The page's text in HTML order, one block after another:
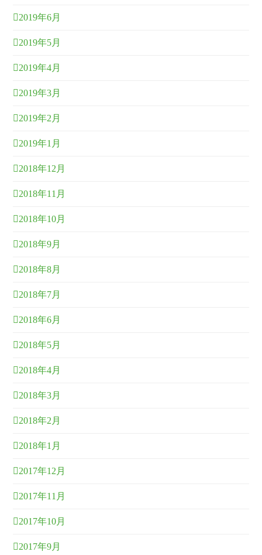
2019年6月
2019年5月
2019年4月
2019年3月
2019年2月
2019年1月
2018年12月
2018年11月
2018年10月
2018年9月
2018年8月
2018年7月
2018年6月
2018年5月
2018年4月
2018年3月
2018年2月
2018年1月
2017年12月
2017年11月
2017年10月
2017年9月